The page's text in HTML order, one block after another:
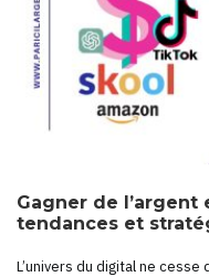
Gagner de l’argent
tendances et
L’univers du digital ne cesse